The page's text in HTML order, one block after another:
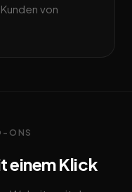
von
ONS
einem Klick